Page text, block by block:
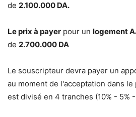
de 2.100.000 DA.
Le prix à payer pour un logement
de 2.700.000 DA
Le souscripteur devra payer un
au moment de l'acceptation dans
est divisé en 4 tranches (10% - 5%